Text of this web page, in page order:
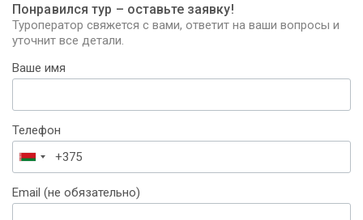
Понравился тур – оставьте заявку!
Туроператор свяжется с вами, ответит на ваши вопросы и
уточнит все детали.
Ваше имя
Телефон
Беларусь
+375
Email (не обязательно)